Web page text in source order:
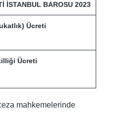
İSTANBUL BAROSU 2023
Ücreti
Ücreti
mahkemelerinde